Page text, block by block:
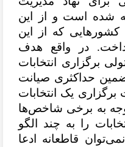
شده است و از این
کشورهایی که از این
در واقع هدف
برگزاری انتخابات
حداکثری صیانت
برگزاری یک انتخابات
به برخی شاخص‌ها
را به چند الگو
قاطعانه ادعا